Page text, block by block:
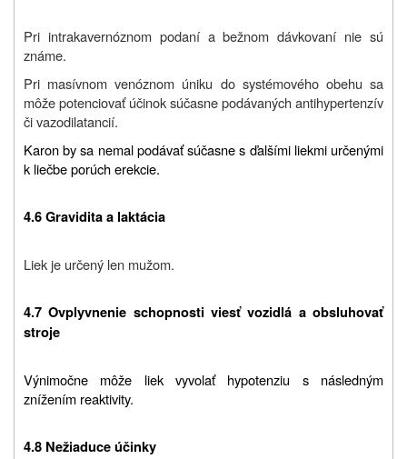
Pri intrakavernóznom podaní a bežnom dávkovaní nie sú
známe.
Pri masívnom venóznom úniku do systémového obehu sa
môže potenciovať účinok súčasne podávaných antihypertenzív
či vazodilatancií.
Karon by sa nemal podávať súčasne s ďalšími liekmi určenými
k liečbe porúch erekcie.
4.6 Gravidita a laktácia
Liek je určený len mužom.
4.7 Ovplyvnenie schopnosti viesť vozidlá a obsluhovať
stroje
Výnimočne môže liek vyvolať hypotenziu s následným
znížením reaktivity.
4.8 Nežiaduce účinky